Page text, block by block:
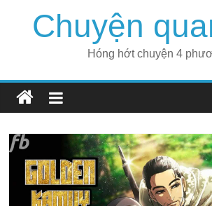
Chuyện
Hóng hớt chuyện 4